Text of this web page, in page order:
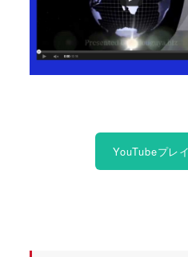
YouTubeプレ